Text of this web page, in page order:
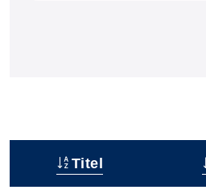
Status
Titel